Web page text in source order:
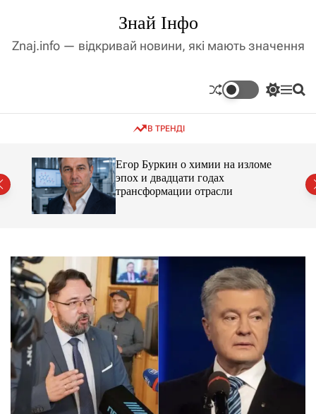
д
і
с
Знай Інфо
Znaj.info — відкривай новини, які мають значення
П
к
о
в
г
о
р
е
ж
и
м
у
М П
В ТРЕНДІ
Егор Буркин о химии на изломе
эпох и двадцати годах
трансформации отрасли